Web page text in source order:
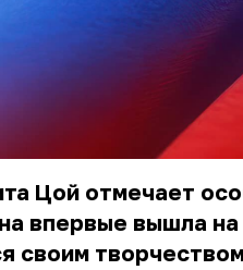
Цой отмечает
впервые вышла на
своим